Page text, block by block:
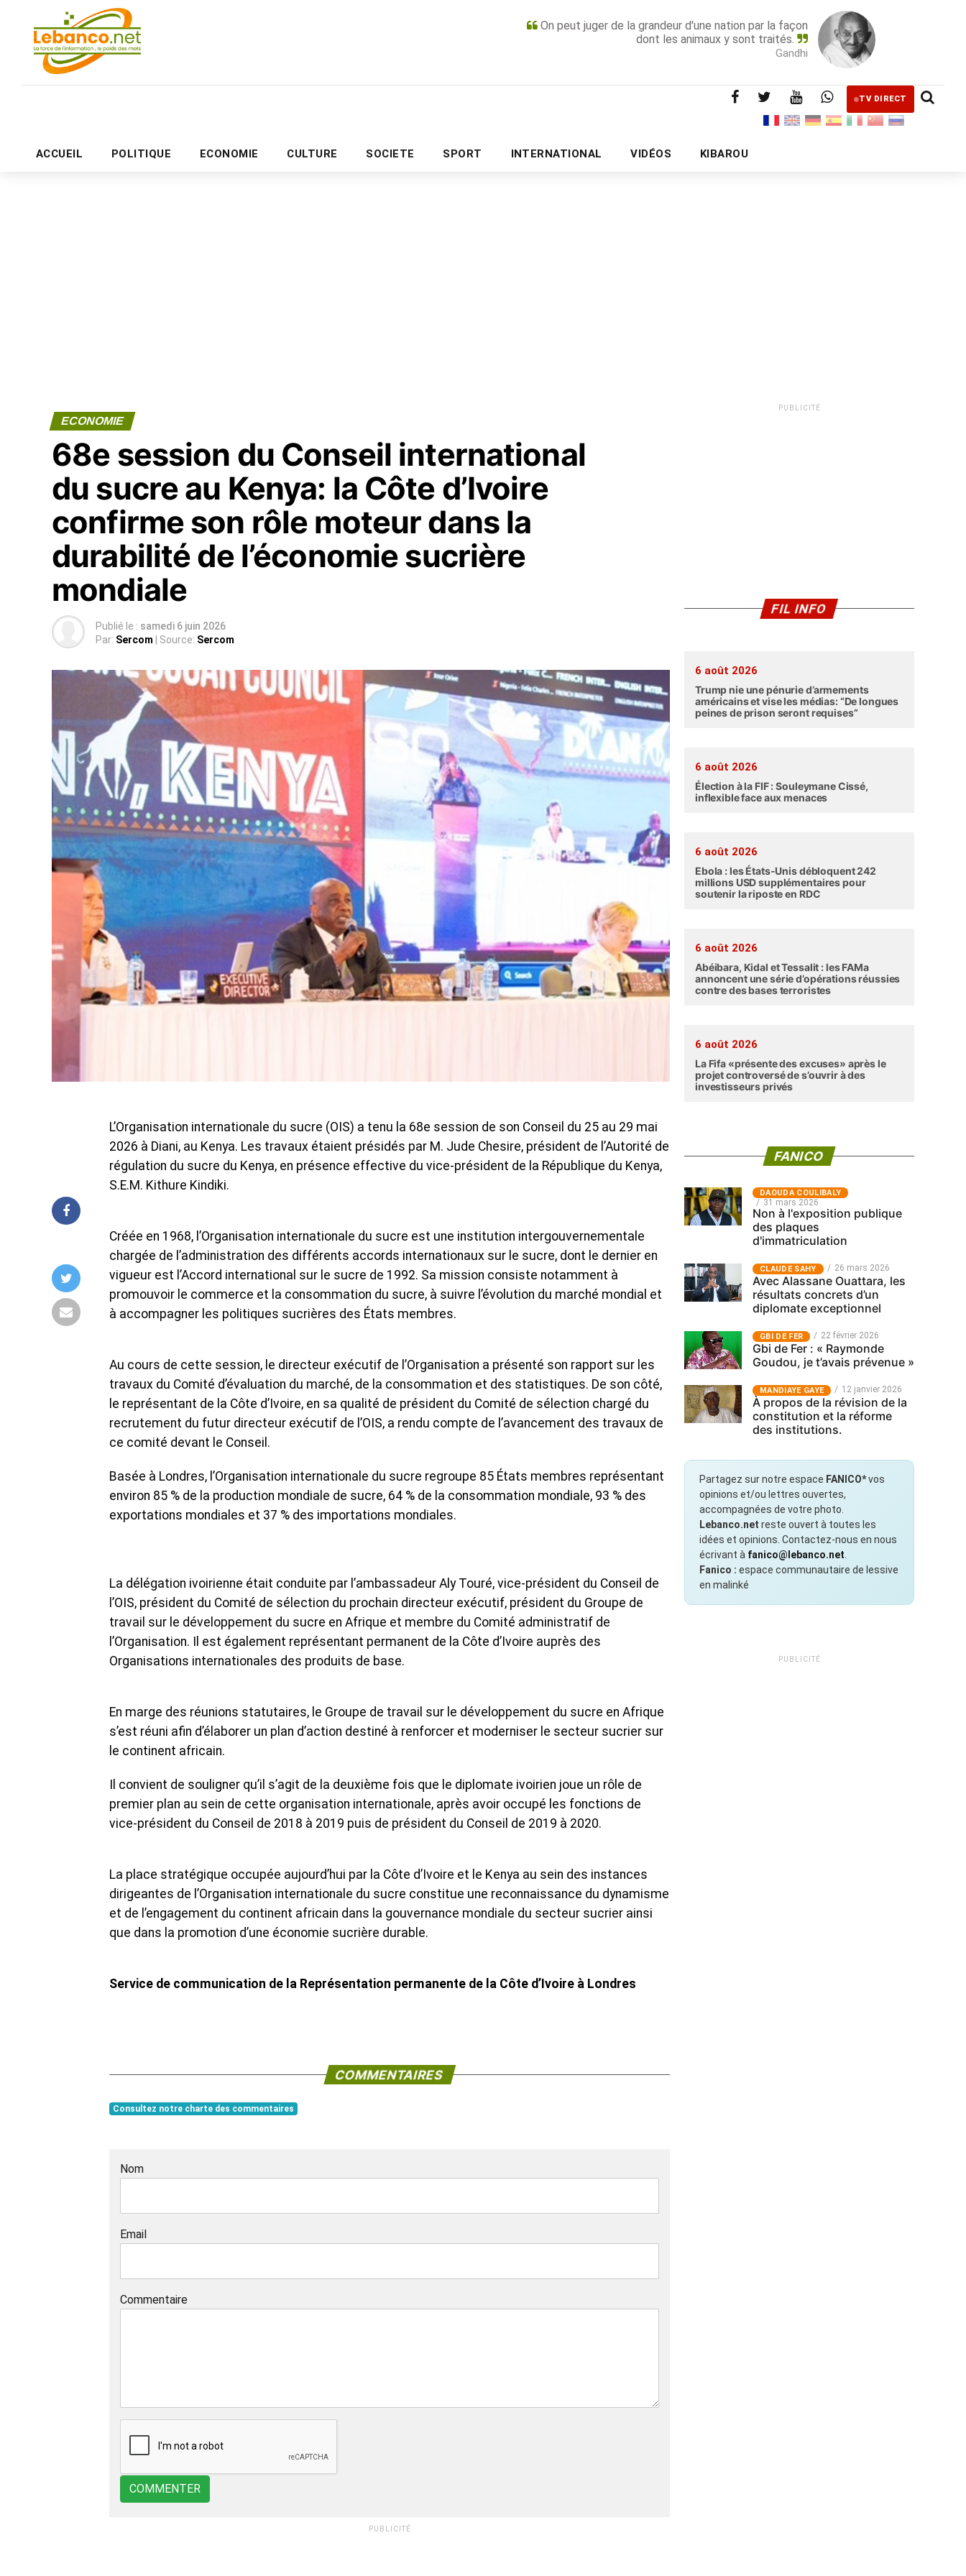
On peut juger de la grandeur d'une nation par la façon
dont les animaux y sont traités.
Gandhi
TV DIRECT
ACCUEIL POLITIQUE ECONOMIE CULTURE SOCIETE SPORT INTERNATIONAL VIDÉOS KIBAROU
PUBLICITÉ
ECONOMIE
68e session du Conseil international
du sucre au Kenya: la Côte d’Ivoire
confirme son rôle moteur dans la
durabilité de l’économie sucrière
mondiale
Publié le : samedi 6 juin 2026
Par: Sercom | Source: Sercom
L’Organisation internationale du sucre (OIS) a tenu la 68e session de son Conseil du 25 au 29 mai
2026 à Diani, au Kenya. Les travaux étaient présidés par M. Jude Chesire, président de l’Autorité de
régulation du sucre du Kenya, en présence effective du vice-président de la République du Kenya,
S.E.M. Kithure Kindiki.
Créée en 1968, l’Organisation internationale du sucre est une institution intergouvernementale
chargée de l’administration des différents accords internationaux sur le sucre, dont le dernier en
vigueur est l’Accord international sur le sucre de 1992. Sa mission consiste notamment à
promouvoir le commerce et la consommation du sucre, à suivre l’évolution du marché mondial et
à accompagner les politiques sucrières des États membres.
Au cours de cette session, le directeur exécutif de l’Organisation a présenté son rapport sur les
travaux du Comité d’évaluation du marché, de la consommation et des statistiques. De son côté,
le représentant de la Côte d’Ivoire, en sa qualité de président du Comité de sélection chargé du
recrutement du futur directeur exécutif de l’OIS, a rendu compte de l’avancement des travaux de
ce comité devant le Conseil.
Basée à Londres, l’Organisation internationale du sucre regroupe 85 États membres représentant
environ 85 % de la production mondiale de sucre, 64 % de la consommation mondiale, 93 % des
exportations mondiales et 37 % des importations mondiales.
La délégation ivoirienne était conduite par l’ambassadeur Aly Touré, vice-président du Conseil de
l’OIS, président du Comité de sélection du prochain directeur exécutif, président du Groupe de
travail sur le développement du sucre en Afrique et membre du Comité administratif de
l’Organisation. Il est également représentant permanent de la Côte d’Ivoire auprès des
Organisations internationales des produits de base.
En marge des réunions statutaires, le Groupe de travail sur le développement du sucre en Afrique
s’est réuni afin d’élaborer un plan d’action destiné à renforcer et moderniser le secteur sucrier sur
le continent africain.
Il convient de souligner qu’il s’agit de la deuxième fois que le diplomate ivoirien joue un rôle de
premier plan au sein de cette organisation internationale, après avoir occupé les fonctions de
vice-président du Conseil de 2018 à 2019 puis de président du Conseil de 2019 à 2020.
La place stratégique occupée aujourd’hui par la Côte d’Ivoire et le Kenya au sein des instances
dirigeantes de l’Organisation internationale du sucre constitue une reconnaissance du dynamisme
et de l’engagement du continent africain dans la gouvernance mondiale du secteur sucrier ainsi
que dans la promotion d’une économie sucrière durable.
Service de communication de la Représentation permanente de la Côte d’Ivoire à Londres
COMMENTAIRES
Consultez notre charte des commentaires
Nom
Email
Commentaire
COMMENTER
PUBLICITÉ
PUBLICITÉ
FIL INFO
6 août 2026
Trump nie une pénurie d’armements
américains et vise les médias: “De longues
peines de prison seront requises”
6 août 2026
Élection à la FIF : Souleymane Cissé,
inflexible face aux menaces
6 août 2026
Ebola : les États-Unis débloquent 242
millions USD supplémentaires pour
soutenir la riposte en RDC
6 août 2026
Abéibara, Kidal et Tessalit : les FAMa
annoncent une série d’opérations réussies
contre des bases terroristes
6 août 2026
La Fifa «présente des excuses» après le
projet controversé de s’ouvrir à des
investisseurs privés
FANICO
‎DAOUDA COULIBALY
31 mars 2026
Non à l'exposition publique
des plaques
d'immatriculation
CLAUDE SAHY 26 mars 2026
Avec Alassane Ouattara, les
résultats concrets d’un
diplomate exceptionnel
GBI DE FER 22 février 2026
Gbi de Fer : « Raymonde
Goudou, je t’avais prévenue »
MANDIAYE GAYE 12 janvier 2026
À propos de la révision de la
constitution et la réforme
des institutions.
Partagez sur notre espace FANICO*vos
opinions et/ou lettres ouvertes,
accompagnées de votre photo.
Lebanco.net reste ouvert à toutes les
idées et opinions. Contactez-nous en nous
écrivant à fanico@lebanco.net
Fanico : espace communautaire de lessive
en malinké
PUBLICITÉ